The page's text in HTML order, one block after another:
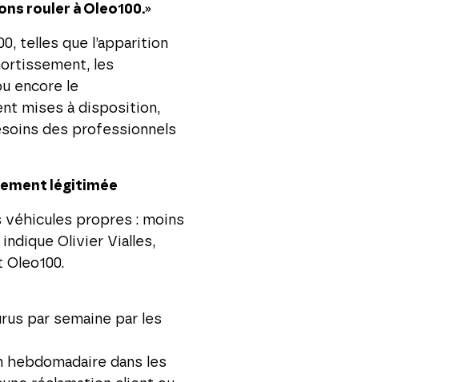
rouler à Oleo100.»
telles que l’apparition
les
encore le
mises à disposition,
des professionnels
légitimée
véhicules propres : moins
Olivier Vialles,
Oleo100.
par semaine par les
hebdomadaire dans les